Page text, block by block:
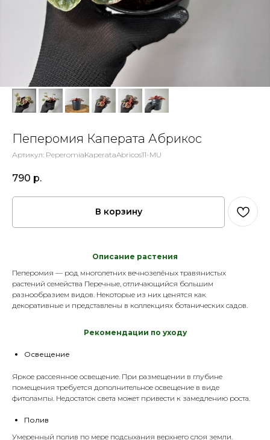
Пеперомия Каперата Абрикос
Артикул: PeperomiaKaperataAbricos11-MU
790 р.
В корзину
Описание растения
Пеперомия — род многолетних вечнозелёных травянистых
растений семейства Перечные, отличающийся большим
разнообразием видов. Некоторые из них ценятся как
декоративные и представлены в коллекциях ботанических садов.
Рекомендации по уходу
Освещение
Яркое рассеянное освещение. При размещении в глубине
помещения требуется дополнительное освещение в виде
фитолампы . Недостаток света может привести к замедлению роста.
Полив
Умеренный полив по мере подсыхания верхнего слоя земли.